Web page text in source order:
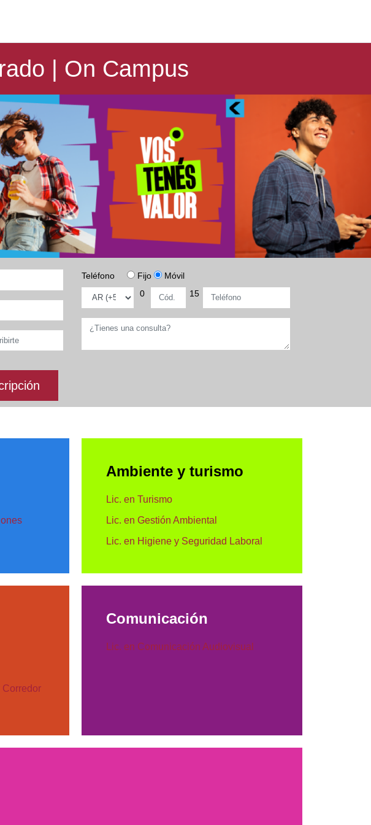
| On Campus
Teléfono Fijo
Móvil
0
15
Ambiente y turismo
Lic. en Turismo
Lic. en Gestión Ambiental
Lic. en Higiene y Seguridad Laboral
Corredor
Comunicación
Lic. en Comunicación Audiovisual